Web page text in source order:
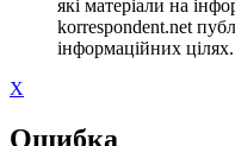
які матеріали на
korrespondent.net
інформаційних цілях.
X
Ошибка